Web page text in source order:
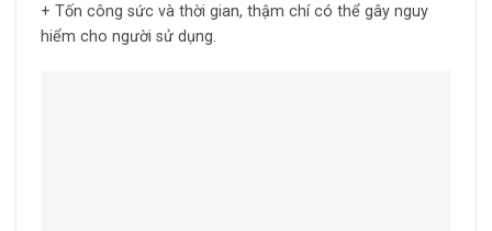
+ Tốn công sức và thời gian, thậm chí có thể gây nguy
hiểm cho người sử dụng.